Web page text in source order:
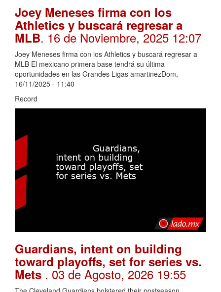
Joey Meneses firma con los
Athletics y buscará regresar a
MLB. 16 de Noviembre, 2025 12:07
Joey Meneses firma con los Athletics y buscará regresar a
MLB El mexicano primera base tendrá su última
oportunidades en las Grandes Ligas amartinezDom,
16/11/2025 - 11:40
Record
Guardians, intent on building
toward playoffs, set for series vs.
Mets . 03 de Agosto, 2026 19:55